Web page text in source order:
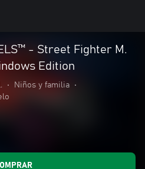
- Street Fighter M.
Edition
• Niños y familia
•